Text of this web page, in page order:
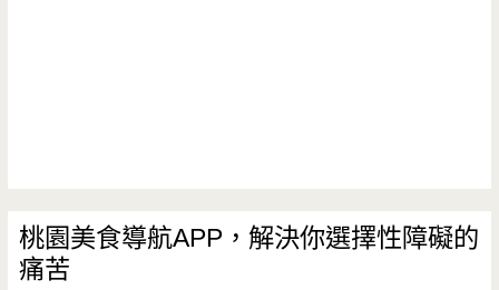
餅
實
桃園美食導航APP，解決你選擇性障礙的
痛苦